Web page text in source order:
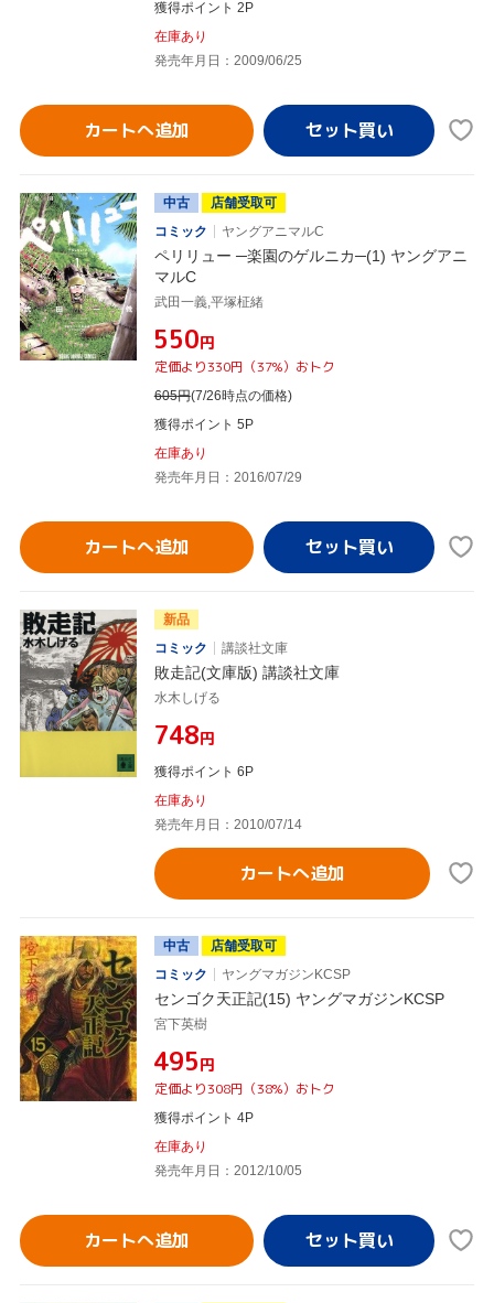
獲得ポイント 2P
在庫あり
発売年月日：2009/06/25
カートへ追加
中古
店舗受取可
コミック
ヤングアニマルC
ペリリュー ─楽園のゲルニカ─(1) ヤングアニ
マルC
武田一義,平塚柾緒
¥550円
定価より330円（37%）おトク
605円(7/26時点の価格)
獲得ポイント 5P
在庫あり
発売年月日：2016/07/29
カートへ追加
新品
コミック
講談社文庫
敗走記(文庫版) 講談社文庫
水木しげる
¥748円
獲得ポイント 6P
在庫あり
発売年月日：2010/07/14
カートへ追加
中古
店舗受取可
コミック
ヤングマガジンKCSP
センゴク天正記(15) ヤングマガジンKCSP
宮下英樹
¥495円
定価より308円（38%）おトク
獲得ポイント 4P
在庫あり
発売年月日：2012/10/05
カートへ追加